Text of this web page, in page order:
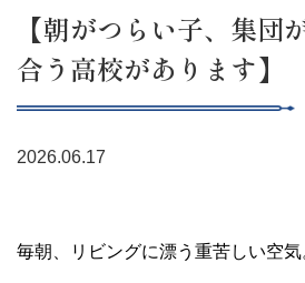
【朝がつらい子、集団
合う高校があります】
2026.06.17
毎朝、リビングに漂う重苦しい空気